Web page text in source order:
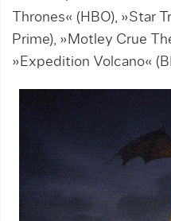
Thrones« (HBO), »Star
Prime), »Motley Crue
»Expedition Volcano«